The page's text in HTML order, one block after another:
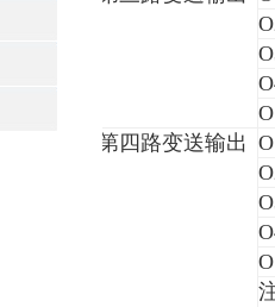
第四路变送输出